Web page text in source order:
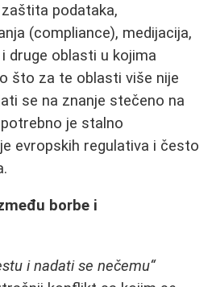
podataka,
(compliance), medijacija,
druge oblasti u kojima
što za te oblasti više nije
se na znanje stečeno na
je stalno
evropskih regulativa i često
borbe i
i nadati se nečemu“